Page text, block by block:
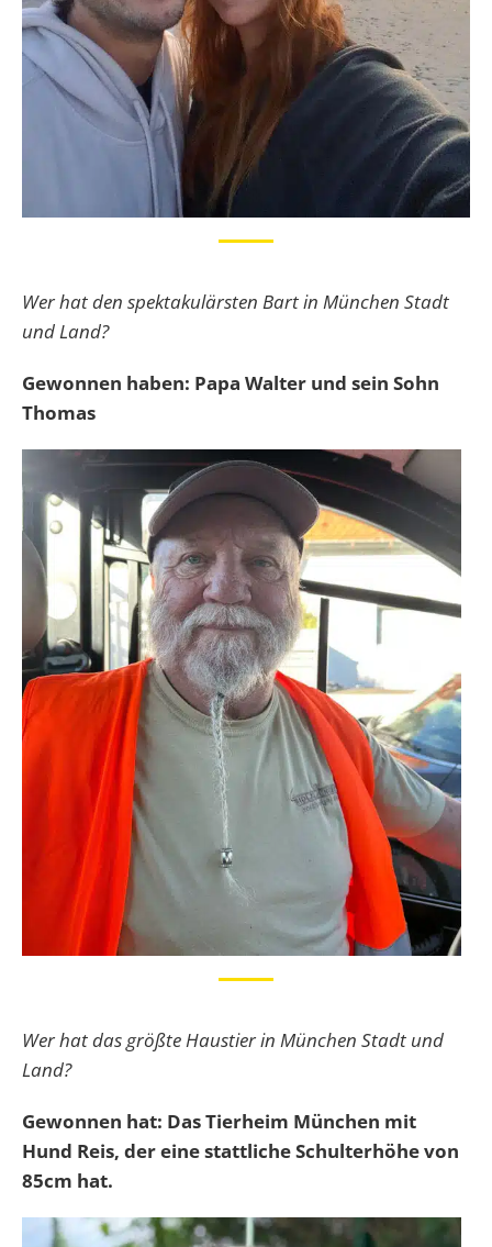
Wer hat den spektakulärsten Bart in München Stadt
und Land?
Gewonnen haben: Papa Walter und sein Sohn
Thomas
Wer hat das größte Haustier in München Stadt und
Land?
Gewonnen hat: Das Tierheim München mit
Hund Reis, der eine stattliche Schulterhöhe von
85cm hat.